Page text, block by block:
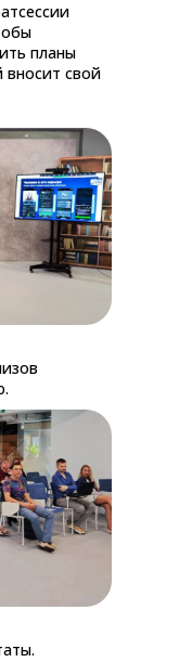
планы
вносит свой